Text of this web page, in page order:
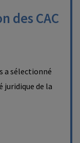
des CAC
a sélectionné
juridique de la